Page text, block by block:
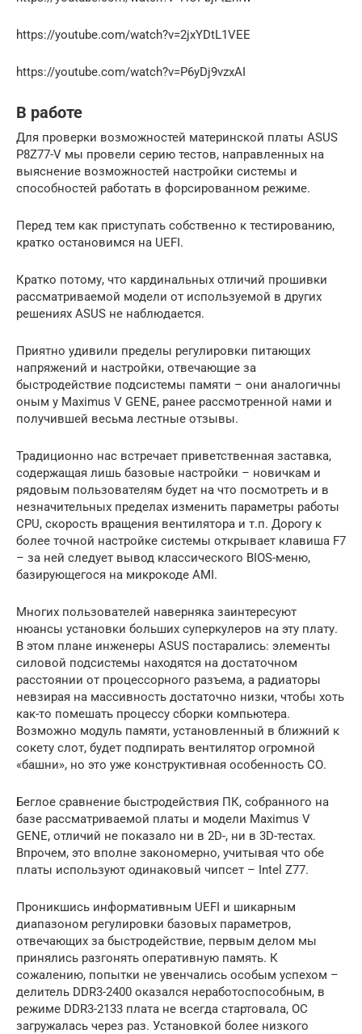
https://youtube.com/watch?v=2jxYDtL1VEE
https://youtube.com/watch?v=P6yDj9vzxAI
В работе
Для проверки возможностей материнской платы ASUS
P8Z77-V мы провели серию тестов, направленных на
выяснение возможностей настройки системы и
способностей работать в форсированном режиме.
Перед тем как приступать собственно к тестированию,
кратко остановимся на UEFI.
Кратко потому, что кардинальных отличий прошивки
рассматриваемой модели от используемой в других
решениях ASUS не наблюдается.
Приятно удивили пределы регулировки питающих
напряжений и настройки, отвечающие за
быстродействие подсистемы памяти – они аналогичны
оным у Maximus V GENE, ранее рассмотренной нами и
получившей весьма лестные отзывы.
Традиционно нас встречает приветственная заставка,
содержащая лишь базовые настройки – новичкам и
рядовым пользователям будет на что посмотреть и в
незначительных пределах изменить параметры работы
CPU, скорость вращения вентилятора и т.п. Дорогу к
более точной настройке системы открывает клавиша F7
– за ней следует вывод классического BIOS-меню,
базирующегося на микрокоде AMI.
Многих пользователей наверняка заинтересуют
нюансы установки больших суперкулеров на эту плату.
В этом плане инженеры ASUS постарались: элементы
силовой подсистемы находятся на достаточном
расстоянии от процессорного разъема, а радиаторы
невзирая на массивность достаточно низки, чтобы хоть
как-то помешать процессу сборки компьютера.
Возможно модуль памяти, установленный в ближний к
сокету слот, будет подпирать вентилятор огромной
«башни», но это уже конструктивная особенность СО.
Беглое сравнение быстродействия ПК, собранного на
базе рассматриваемой платы и модели Maximus V
GENE, отличий не показало ни в 2D-, ни в 3D-тестах.
Впрочем, это вполне закономерно, учитывая что обе
платы используют одинаковый чипсет – Intel Z77.
Проникшись информативным UEFI и шикарным
диапазоном регулировки базовых параметров,
отвечающих за быстродействие, первым делом мы
принялись разгонять оперативную память. К
сожалению, попытки не увенчались особым успехом –
делитель DDR3-2400 оказался неработоспособным, в
режиме DDR3-2133 плата не всегда стартовала, ОС
загружалась через раз. Установкой более низкого